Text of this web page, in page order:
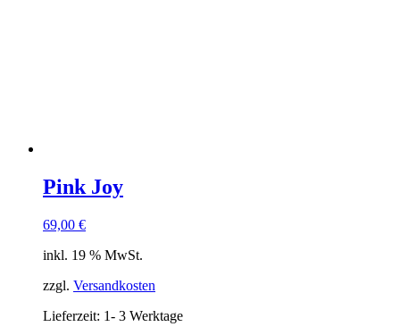
Pink Joy
69,00 €
inkl. 19 % MwSt.
zzgl. Versandkosten
Lieferzeit: 1- 3 Werktage